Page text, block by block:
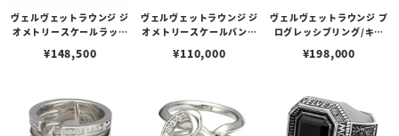
ヴェルヴェットラウンジ ジ
オメトリースケールラップ
スネーク/ダイヤモンド
¥148,500
ヴェルヴェットラウンジ ジ
オメトリースケールバング
¥110,000
ヴェルヴェットラウンジ プ
ログレッシブリング/キュ
ウン） -#25
¥198,000